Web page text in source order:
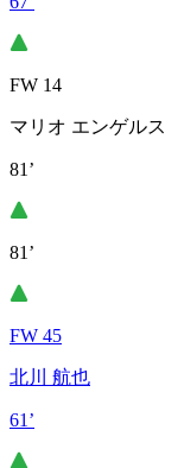
FW 14
マリオ エンゲルス
81’
81’
FW 45
北川 航也
61’